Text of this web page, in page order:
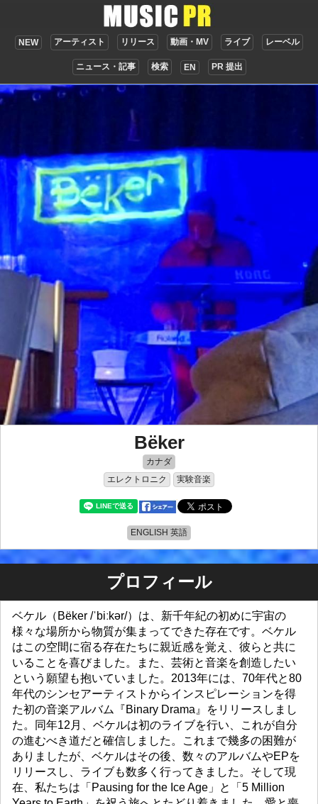
NEW アーティスト リリース 動画・MV ライブ レーベル
ニュース・記事 検索 EN PR 提出
Bëker
カナダ
エレクトロニク
実験音楽
ENGLISH 英語
プロフィール
ベケル（Bëker /ˈbiːkər/）は、新千年紀の初めに宇宙の
様々な場所から物質が集まってできた存在です。ベケル
はこの空間に宿る存在たちに親近感を覚え、彼らと共に
いることを喜びました。また、芸術と音楽を創造したい
という願望も抱いていました。2013年には、70年代と80
年代のシンセアーティストからインスピレーションを得
た初の音楽アルバム『Binary Drama』をリリースしまし
た。同年12月、ベケルは初のライブを行い、これが自分
の進むべき道だと確信しました。これまで幾多の困難が
ありましたが、ベケルはその後、数々のアルバムやEPを
リリースし、ライブも数多く行ってきました。そして現
在、私たちは「Pausing for the Ice Age」と「5 Million